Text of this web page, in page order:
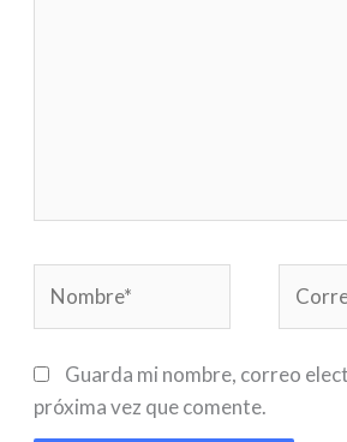
Guarda mi nombre, correo
próxima vez que comente.